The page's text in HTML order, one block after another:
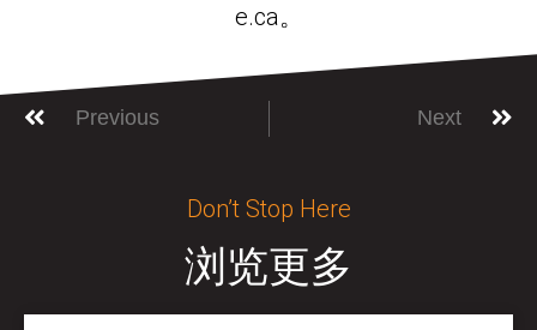
e.ca。
Previous Next
Don’t Stop Here
浏览更多